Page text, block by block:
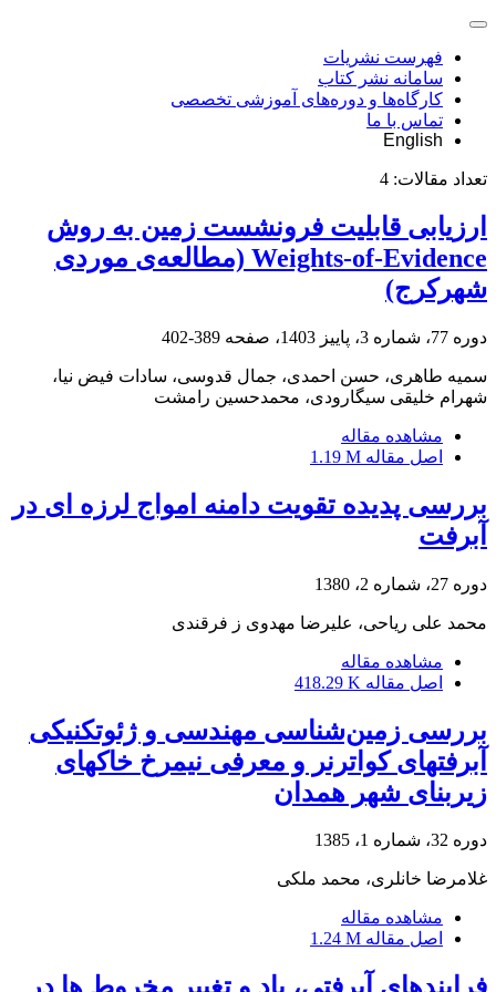
فهرست نشریات
سامانه نشر کتاب
کارگاه‌ها و دوره‌های آموزشی تخصصی
تماس با ما
English
تعداد مقالات: 4
ارزیابی قابلیت فرونشست زمین به روش
Weights-of-Evidence (مطالعه‌ی موردی
شهرکرج)
دوره 77، شماره 3، پاییز 1403، صفحه 389-402
سمیه طاهری، حسن احمدی، جمال قدوسی، سادات فیض نیا،
شهرام خلیقی سیگارودی، محمدحسین رامشت
مشاهده مقاله
اصل مقاله 1.19 M
بررسی پدیده تقویت دامنه امواج لرزه ای در
آبرفت
دوره 27، شماره 2، 1380
محمد علی ریاحی، علیرضا مهدوی ز فرقندی
مشاهده مقاله
اصل مقاله 418.29 K
بررسی زمین‌شناسی مهندسی و ژئوتکنیکی
آبرفتهای کواترنر و معرفی نیمرخ خاکهای
زیربنای شهر همدان
دوره 32، شماره 1، 1385
غلامرضا خانلری، محمد ملکی
مشاهده مقاله
اصل مقاله 1.24 M